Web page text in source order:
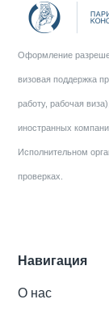
Оформление
визовая поддержка
работу, рабочая
иностранных
Исполнительном
проверках.
Навигация
О нас